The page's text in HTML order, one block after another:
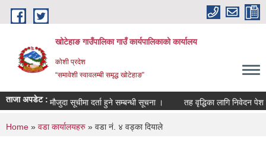
Skip to main content
खोटेहाङ गाउँपालिका गाउँ कार्यपालिकाको कार्यालय
कोशी प्रदेश
“समावेशी स्वावलम्बी समृद्ध खोटेहाङ”
ताजा अपडेट :मौजुदा सूचीमा दर्ता हुने सम्बन्धी सूचना । तह वृद्धिका लागि निवेदन पेश गर्ने
You are here
Home » वडा कार्यालयहरु » वडा नं. ४ वड्का दियाले